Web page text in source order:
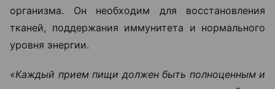
организма. Он необходим для восстановления
тканей, поддержания иммунитета и нормального
уровня энергии.
«Каждый прием пищи должен быть полноценным и